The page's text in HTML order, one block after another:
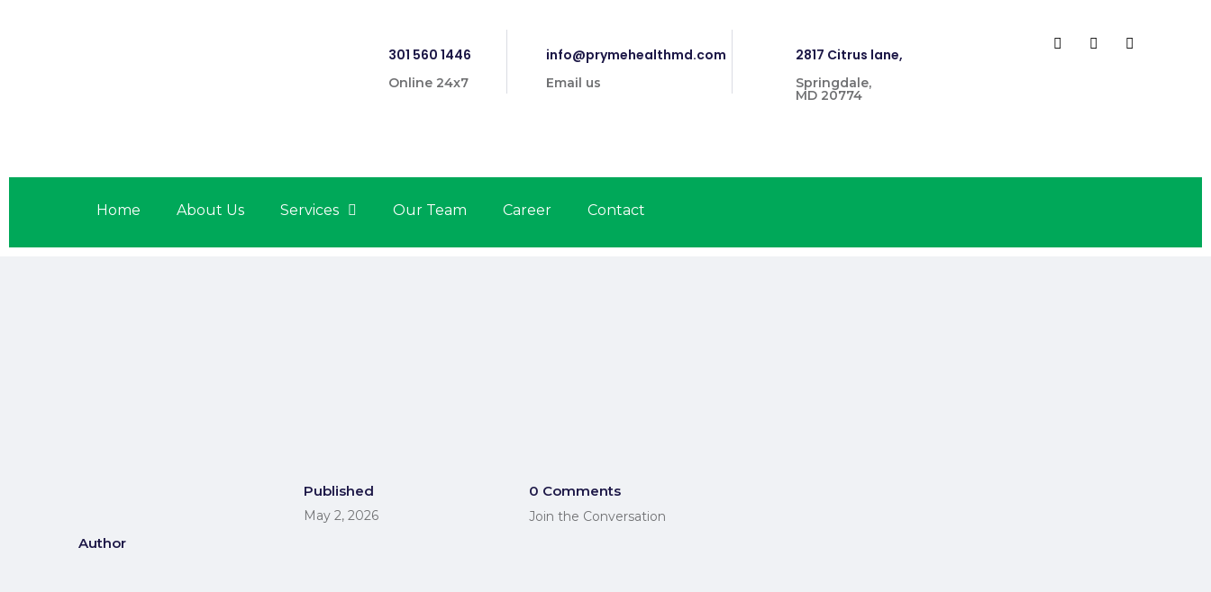
301 560 1446
Online 24x7
info@prymehealthmd.com
Email us
2817 Citrus lane,
Springdale,
MD 20774
Home About Us Services Our Team Career Contact
Author
Published
May 2, 2026
0 Comments
Join the Conversation